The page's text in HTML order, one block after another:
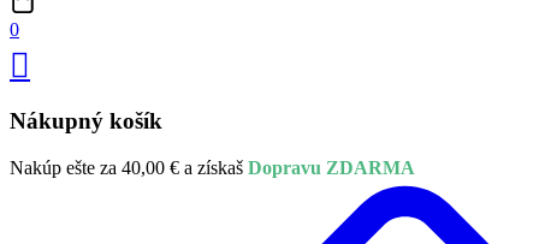
0
Nákupný košík
Nakúp ešte za 40,00 € a získaš Dopravu ZDARMA